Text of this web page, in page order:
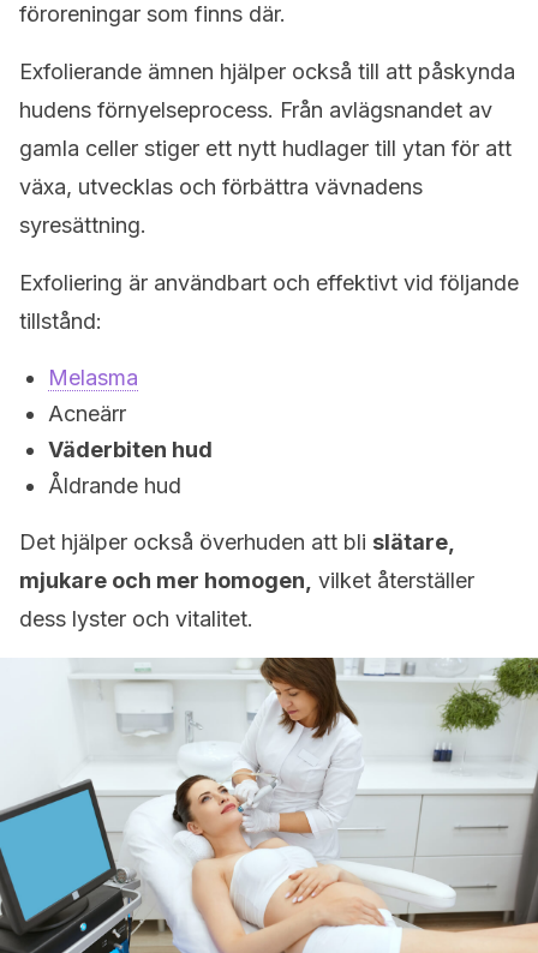
föroreningar som finns där.
Exfolierande ämnen hjälper också till att påskynda
hudens förnyelseprocess. Från avlägsnandet av
gamla celler stiger ett nytt hudlager till ytan för att
växa, utvecklas och förbättra vävnadens
syresättning.
Exfoliering är användbart och effektivt vid följande
tillstånd:
Melasma
Acneärr
Väderbiten hud
Åldrande hud
Det hjälper också överhuden att bli slätare,
mjukare och mer homogen, vilket återställer
dess lyster och vitalitet.